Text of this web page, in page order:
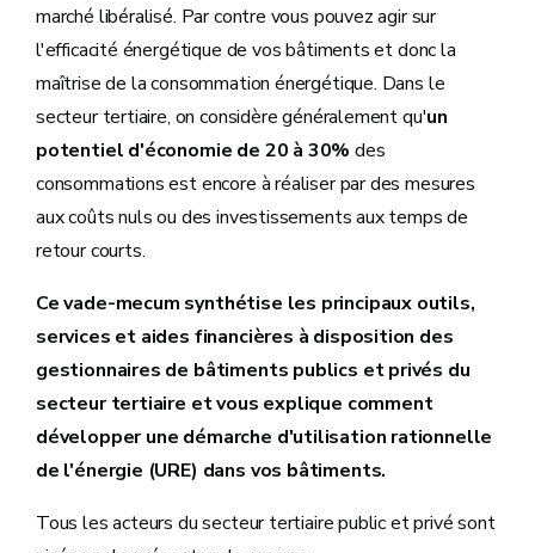
marché libéralisé. Par contre vous pouvez agir sur
l'efficacité énergétique de vos bâtiments et donc la
maîtrise de la consommation énergétique. Dans le
secteur tertiaire, on considère généralement qu'un
potentiel d'économie de 20 à 30% des
consommations est encore à réaliser par des mesures
aux coûts nuls ou des investissements aux temps de
retour courts.
Ce vade-mecum synthétise les principaux outils,
services et aides financières à disposition des
gestionnaires de bâtiments publics et privés du
secteur tertiaire et vous explique comment
développer une démarche d'utilisation rationnelle
de l'énergie (URE) dans vos bâtiments.
Tous les acteurs du secteur tertiaire public et privé sont